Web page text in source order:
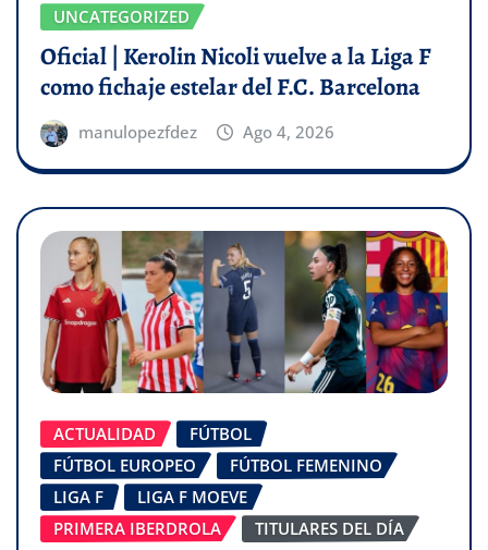
UNCATEGORIZED
Oficial | Kerolin Nicoli vuelve a la Liga F
como fichaje estelar del F.C. Barcelona
manulopezfdez Ago 4, 2026
ACTUALIDAD
FÚTBOL
FÚTBOL EUROPEO
FÚTBOL FEMENINO
LIGA F
LIGA F MOEVE
PRIMERA IBERDROLA
TITULARES DEL DÍA